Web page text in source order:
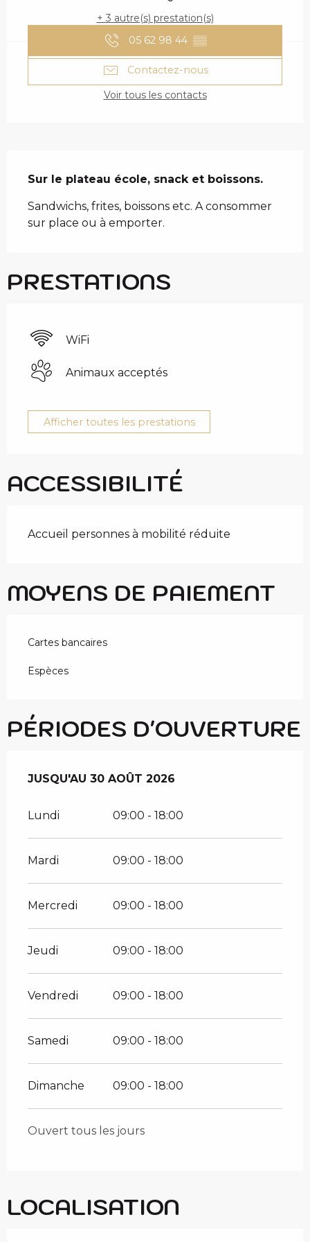
+ 3 autre(s) prestation(s)
05 62 98 44 ▒▒
Contactez-nous
Voir tous les contacts
Sur le plateau école, snack et boissons.
Sandwichs, frites, boissons etc. A consommer
sur place ou à emporter.
PRESTATIONS
WiFi
Animaux acceptés
Afficher toutes les prestations
ACCESSIBILITÉ
Accueil personnes à mobilité réduite
MOYENS DE PAIEMENT
Cartes bancaires
Espèces
PÉRIODES D'OUVERTURE
DU4 JUILLET 2026 AU30 AOÛT 2026
JUSQU'AU 30 AOÛT 2026
Lundi 09:00 - 18:00
Mardi 09:00 - 18:00
Mercredi 09:00 - 18:00
Jeudi 09:00 - 18:00
Vendredi 09:00 - 18:00
Samedi 09:00 - 18:00
Dimanche 09:00 - 18:00
Ouvert tous les jours
LOCALISATION